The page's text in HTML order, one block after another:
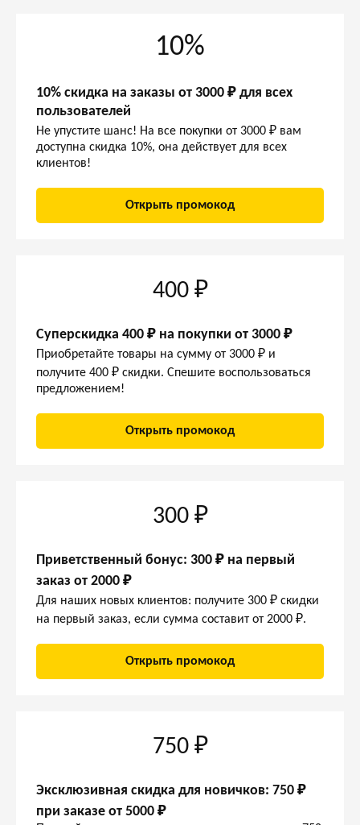
10%
10% скидка на заказы от 3000 ₽ для всех
пользователей
Не упустите шанс! На все покупки от 3000 ₽ вам
доступна скидка 10%, она действует для всех
клиентов!
Открыть промокод
400 ₽
Суперскидка 400 ₽ на покупки от 3000 ₽
Приобретайте товары на сумму от 3000 ₽ и
получите 400 ₽ скидки. Спешите воспользоваться
предложением!
Открыть промокод
300 ₽
Приветственный бонус: 300 ₽ на первый
заказ от 2000 ₽
Для наших новых клиентов: получите 300 ₽ скидки
на первый заказ, если сумма составит от 2000 ₽.
Открыть промокод
750 ₽
Эксклюзивная скидка для новичков: 750 ₽
при заказе от 5000 ₽